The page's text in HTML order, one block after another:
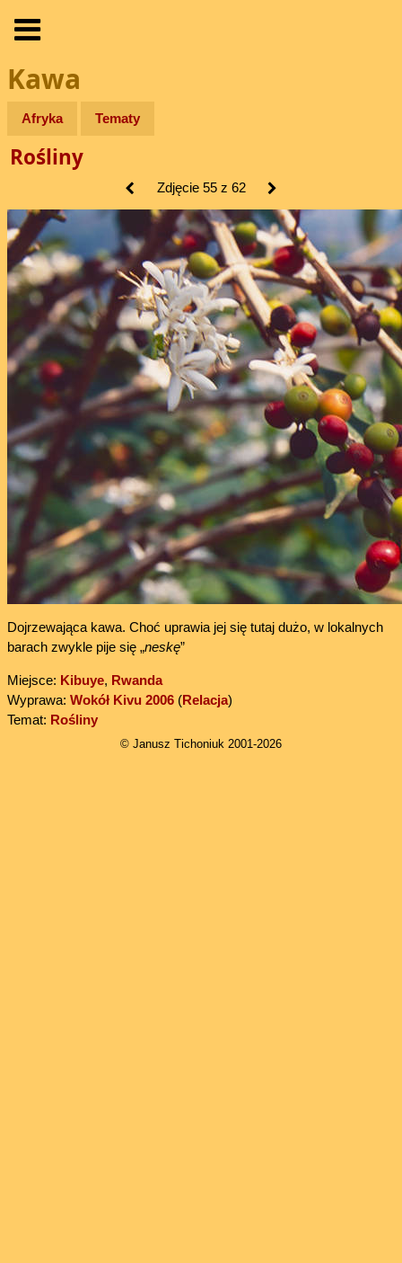
Kawa
Afryka Tematy
Rośliny
Zdjęcie 55 z 62
Dojrzewająca kawa. Choć uprawia jej się tutaj dużo, w lokalnych
barach zwykle pije się „neskę”
Miejsce: Kibuye, Rwanda
Wyprawa: Wokół Kivu 2006(Relacja)
Temat: Rośliny
© Janusz Tichoniuk 2001-2026